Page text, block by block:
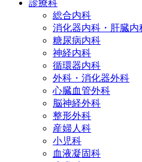
診療科
総合内科
消化器内科・肝臓内
糖尿病内科
神経内科
循環器内科
外科・消化器外科
心臓血管外科
脳神経外科
整形外科
産婦人科
小児科
血液凝固科